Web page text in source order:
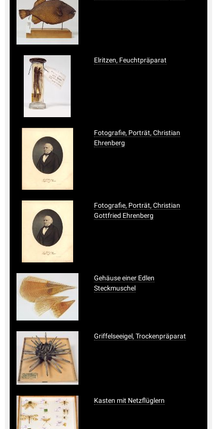
Elritzen, Feuchtpräparat
Fotografie, Porträt, Christian
Ehrenberg
Fotografie, Porträt, Christian
Gottfried Ehrenberg
Gehäuse einer Edlen
Steckmuschel
Griffelseeigel, Trockenpräparat
Kasten mit Netzflüglern